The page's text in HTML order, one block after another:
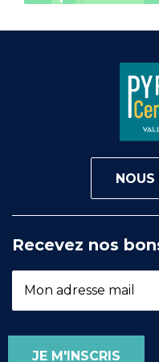
NOUS
Recevez nos